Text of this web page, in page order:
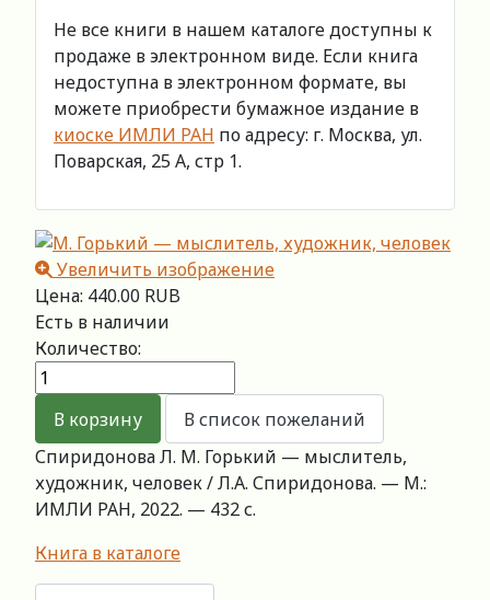
Не все книги в нашем каталоге доступны к
продаже в электронном виде. Если книга
недоступна в электронном формате, вы
можете приобрести бумажное издание в
киоске ИМЛИ РАН по адресу: г. Москва, ул.
Поварская, 25 А, стр 1.
Увеличить изображение
Цена: 440.00 RUB
Есть в наличии
Количество:
Спиридонова Л. М. Горький — мыслитель,
художник, человек / Л.А. Спиридонова. — М.:
ИМЛИ РАН, 2022. — 432 с.
Книга в каталоге